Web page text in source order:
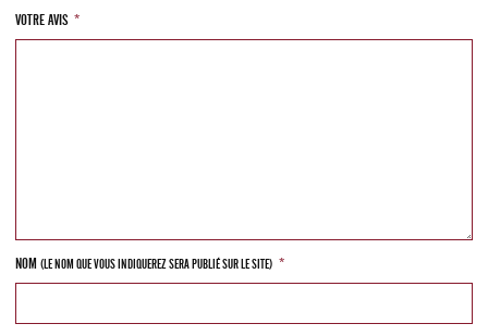
VOTRE AVIS*
NOM(LE NOM QUE VOUS INDIQUEREZ SERA PUBLIÉ SUR LE SITE) *